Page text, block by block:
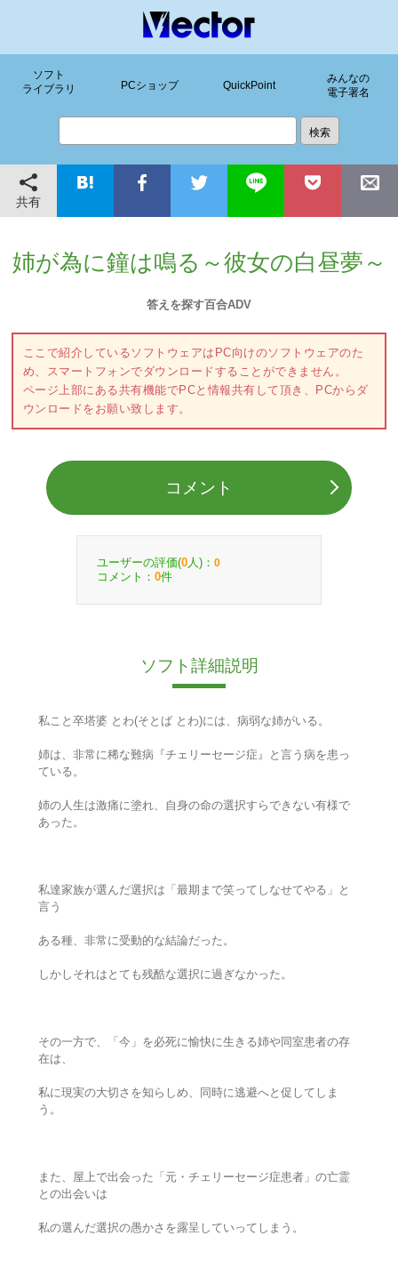
ソフト
ライブラリ
PCショップ QuickPoint
みんなの
電子署名
共有
姉が為に鐘は鳴る～彼女の白昼夢～
答えを探す百合ADV
ここで紹介しているソフトウェアはPC向けのソフトウェアのた
め、スマートフォンでダウンロードすることができません。
ページ上部にある共有機能でPCと情報共有して頂き、PCからダ
ウンロードをお願い致します。
コメント
ユーザーの評価(0 人)： 0
コメント： 0件
ソフト詳細説明
私こと卒塔婆 とわ(そとば とわ)には、病弱な姉がいる。
姉は、非常に稀な難病『チェリーセージ症』と言う病を患っ
ている。
姉の人生は激痛に塗れ、自身の命の選択すらできない有様で
あった。
私達家族が選んだ選択は「最期まで笑ってしなせてやる」と
言う
ある種、非常に受動的な結論だった。
しかしそれはとても残酷な選択に過ぎなかった。
その一方で、「今」を必死に愉快に生きる姉や同室患者の存
在は、
私に現実の大切さを知らしめ、同時に逃避へと促してしま
う。
また、屋上で出会った「元・チェリーセージ症患者」の亡霊
との出会いは
私の選んだ選択の愚かさを露呈していってしまう。